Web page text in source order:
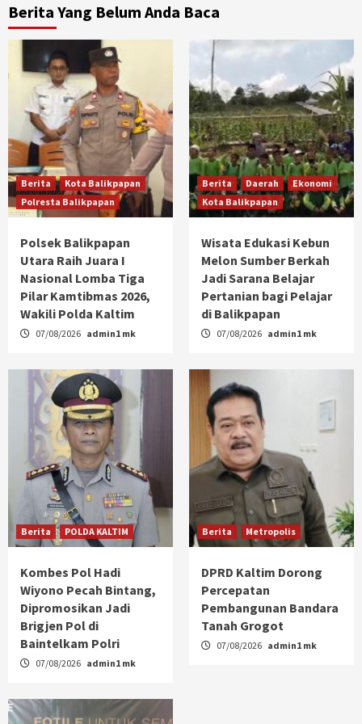
Berita Yang Belum Anda Baca
Berita
Kota Balikpapan
Polresta Balikpapan
Polsek Balikpapan
Utara Raih Juara I
Nasional Lomba Tiga
Pilar Kamtibmas 2026,
Wakili Polda Kaltim
07/08/2026 admin1 mk
Berita Daerah
Ekonomi
Kota Balikpapan
Wisata Edukasi Kebun
Melon Sumber Berkah
Jadi Sarana Belajar
Pertanian bagi Pelajar
di Balikpapan
07/08/2026 admin1 mk
Berita POLDA KALTIM
Kombes Pol Hadi
Wiyono Pecah Bintang,
Dipromosikan Jadi
Brigjen Pol di
Baintelkam Polri
07/08/2026 admin1 mk
Berita Metropolis
DPRD Kaltim Dorong
Percepatan
Pembangunan Bandara
Tanah Grogot
07/08/2026 admin1 mk